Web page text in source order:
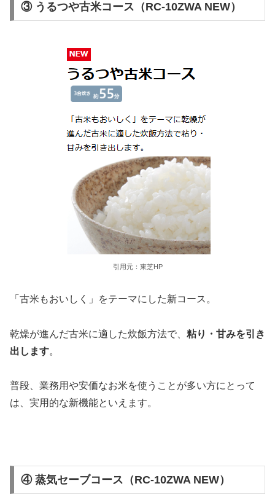
③ うるつや古米コース（RC-10ZWA NEW）
引用元：東芝HP
「古米もおいしく」をテーマにした新コース。
乾燥が進んだ古米に適した炊飯方法で、 粘り・甘みを引き
出します。
普段、業務用や安価なお米を使うことが多い方にとって
は、実用的な新機能といえます。
④ 蒸気セーブコース（RC-10ZWA NEW）